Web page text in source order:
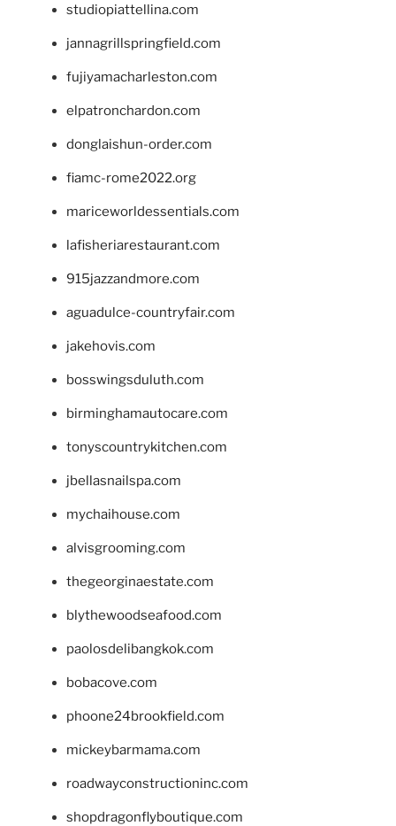
studiopiattellina.com
jannagrillspringfield.com
fujiyamacharleston.com
elpatronchardon.com
donglaishun-order.com
fiamc-rome2022.org
mariceworldessentials.com
lafisheriarestaurant.com
915jazzandmore.com
aguadulce-countryfair.com
jakehovis.com
bosswingsduluth.com
birminghamautocare.com
tonyscountrykitchen.com
jbellasnailspa.com
mychaihouse.com
alvisgrooming.com
thegeorginaestate.com
blythewoodseafood.com
paolosdelibangkok.com
bobacove.com
phoone24brookfield.com
mickeybarmama.com
roadwayconstructioninc.com
shopdragonflyboutique.com